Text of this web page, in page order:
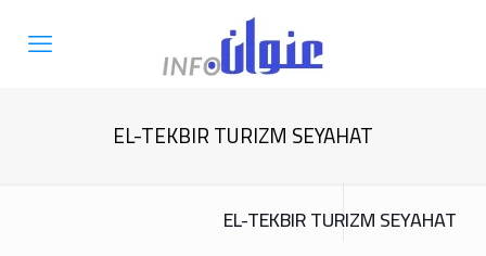
EL-TEKBIR TURIZM SEYAHAT
EL-TEKBIR TURIZM SEYAHAT